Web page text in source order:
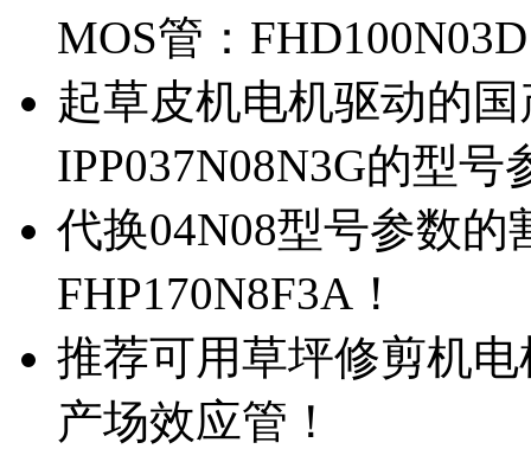
MOS管：
起草皮机电机驱动的
IPP037N08N3G的型号
代换04N08型号参数
FHP170N8F3A！
推荐可用草坪修剪机电
产场效应管！